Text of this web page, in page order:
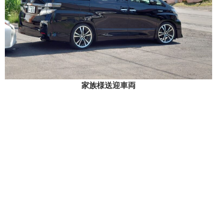
家族様送迎車両